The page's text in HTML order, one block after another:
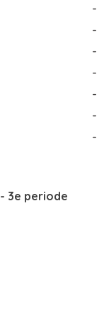
-
-
-
-
-
-
-
3e periode